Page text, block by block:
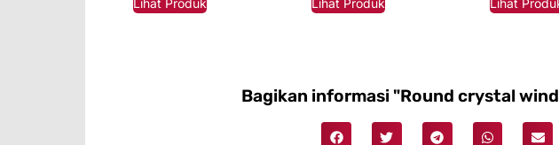
Lihat Produk Lihat Produk ★★★★★
Lihat
Bagikan informasi "Round crystal